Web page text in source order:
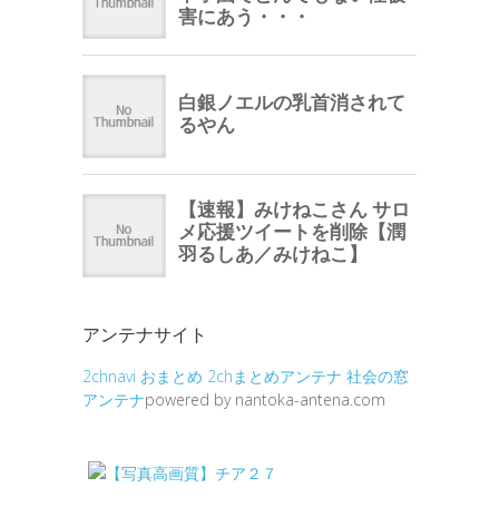
アンテナサイト
2chnavi おまとめ 2chまとめアンテナ 社会の窓
アンテナpowered by nantoka-antena.com